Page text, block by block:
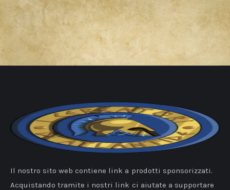
Il nostro sito web contiene link a prodotti sponsorizzati.
Acquistando tramite i nostri link ci aiutate a supportare